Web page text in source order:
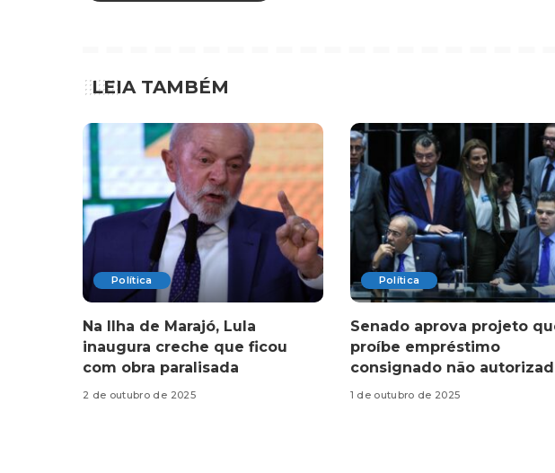
LEIA TAMBÉM
Política
Na Ilha de Marajó, Lula
inaugura creche que ficou
com obra paralisada
2 de outubro de 2025
Política
Senado aprova projeto
proíbe empréstimo
consignado não
1 de outubro de 2025